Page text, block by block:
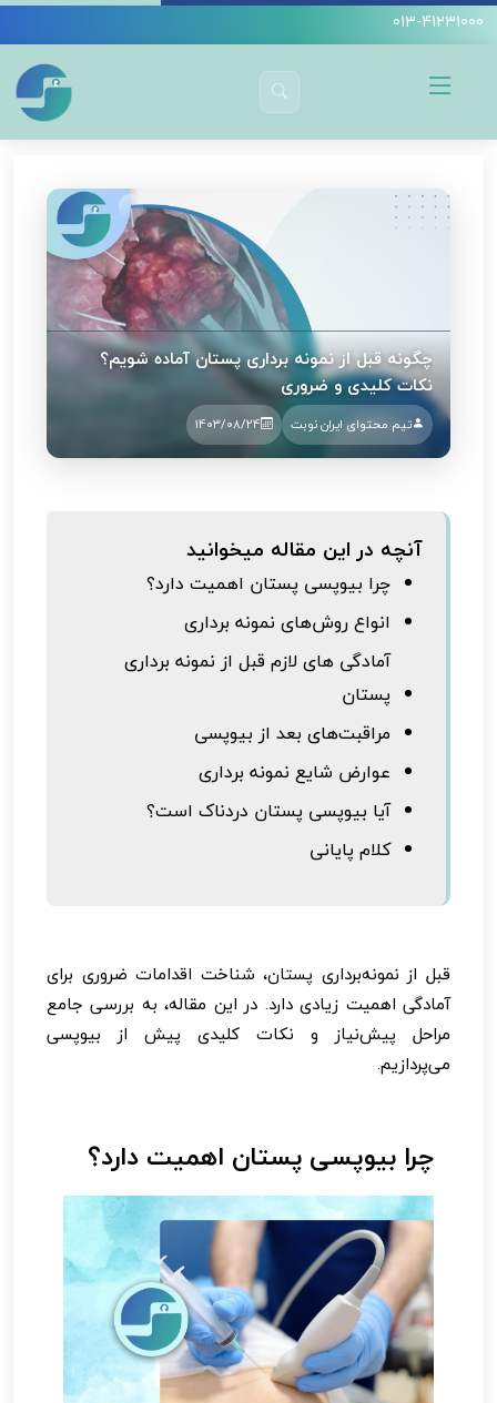
013-41231000
دکتر سیده آمنه سید جوادین
قبل از نمونه برداری پستان چه اقداماتی باید انجام شود؟
چگونه قبل از نمونه برداری پستان آماده شویم؟
نکات کلیدی و ضروری
تیم محتوای ایران نوبت 1403/08/24
آنچه در این مقاله میخوانید
چرا بیوپسی پستان اهمیت دارد؟
انواع روش‌های نمونه برداری
آمادگی های لازم قبل از نمونه برداری
پستان
مراقبت‌های بعد از بیوپسی
عوارض شایع نمونه برداری
آیا بیوپسی پستان دردناک است؟
کلام پایانی
قبل از نمونه‌برداری پستان، شناخت اقدامات ضروری برای
آمادگی اهمیت زیادی دارد. در این مقاله، به بررسی جامع
مراحل پیش‌نیاز و نکات کلیدی پیش از بیوپسی
می‌پردازیم.
چرا بیوپسی پستان اهمیت دارد؟